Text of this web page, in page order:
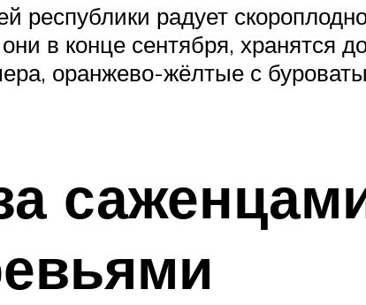
республики радует
в конце сентября, хранятся
оранжево-жёлтые с